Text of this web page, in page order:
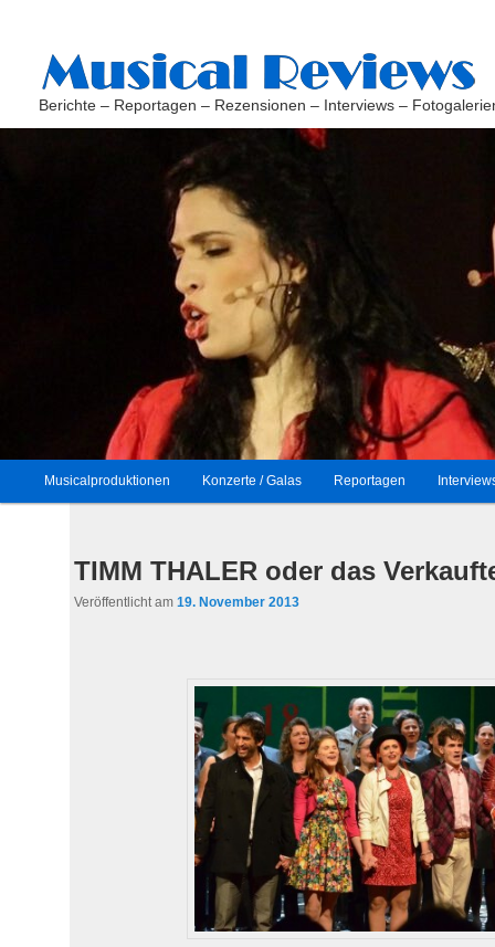
Berichte – Reportagen – Rezensionen – Interviews –
a
Zum
wechseln
Zum
Inhalt
Musicalproduktionen Konzerte / Galas Reportagen
TIMM THALER oder das
Veröffentlicht am 19. November 2013